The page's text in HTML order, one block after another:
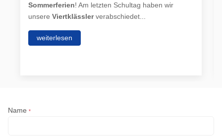
Sommerferien! Am letzten Schultag haben wir
unsereViertklässlerverabschiedet...
weiterlesen
Name*